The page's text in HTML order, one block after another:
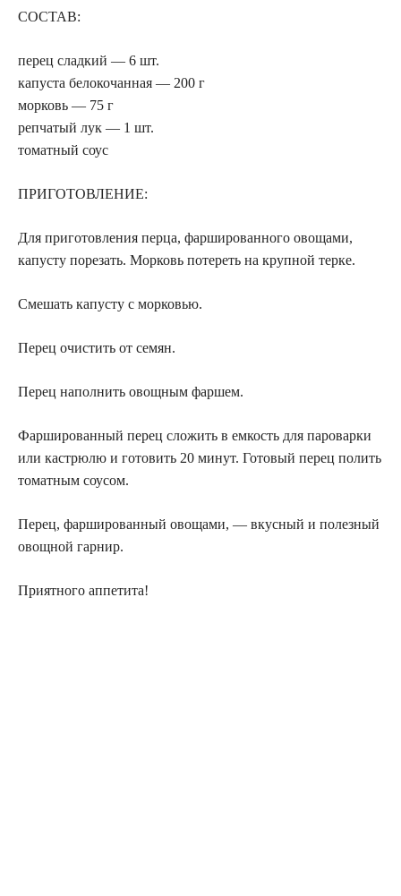
СОСТАВ:
перец сладкий — 6 шт.
капуста белокочанная — 200 г
морковь — 75 г
репчатый лук — 1 шт.
томатный соус
ПРИГОТОВЛЕНИЕ:
Для приготовления перца, фаршированного овощами,
капусту порезать. Морковь потереть на крупной терке.
Смешать капусту с морковью.
Перец очистить от семян.
Перец наполнить овощным фаршем.
Фаршированный перец сложить в емкость для пароварки
или кастрюлю и готовить 20 минут. Готовый перец полить
томатным соусом.
Перец, фаршированный овощами, — вкусный и полезный
овощной гарнир.
Приятного аппетита!